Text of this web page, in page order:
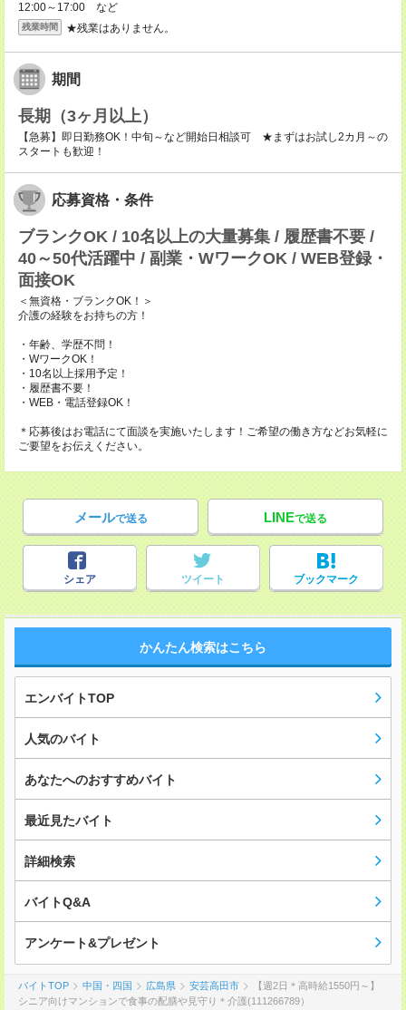
12:00～17:00 など
残業時間 ★残業はありません。
期間
長期（3ヶ月以上）
【急募】即日勤務OK！中旬～など開始日相談可 ★まずはお試し2カ月～の
スタートも歓迎！
応募資格・条件
ブランクOK / 10名以上の大量募集 / 履歴書不要 /
40～50代活躍中 / 副業・WワークOK / WEB登録・
面接OK
＜無資格・ブランクOK！＞
介護の経験をお持ちの方！
・年齢、学歴不問！
・WワークOK！
・10名以上採用予定！
・履歴書不要！
・WEB・電話登録OK！
＊応募後はお電話にて面談を実施いたします！ご希望の働き方などお気軽に
ご要望をお伝えください。
メールで送る LINEで送る
シェア ツイート ブックマーク
かんたん検索はこちら
エンバイトTOP
人気のバイト
あなたへのおすすめバイト
最近見たバイト
詳細検索
バイトQ&A
アンケート&プレゼント
バイトTOP 中国・四国 広島県 安芸高田市
【週2日＊高時給1550円～】
シニア向けマンションで食事の配膳や見守り＊介護(111266789）